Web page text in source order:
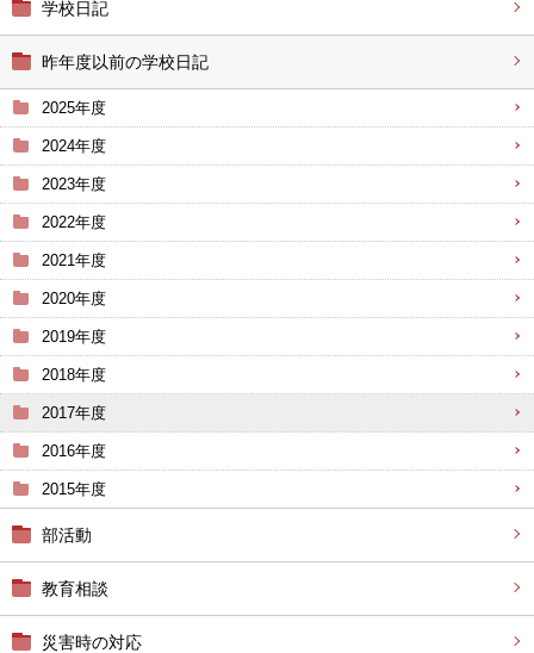
学校日記
昨年度以前の学校日記
2025年度
2024年度
2023年度
2022年度
2021年度
2020年度
2019年度
2018年度
2017年度
2016年度
2015年度
部活動
教育相談
災害時の対応